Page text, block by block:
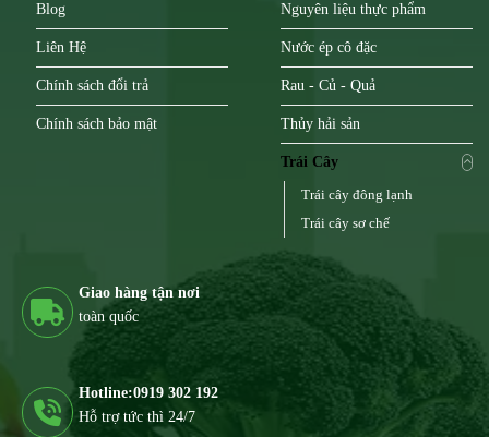
Blog
Liên Hệ
Chính sách đổi trả
Chính sách bảo mật
Nguyên liệu thực phẩm
Nước ép cô đặc
Rau - Củ - Quả
Thủy hải sản
Trái Cây
Trái cây đông lạnh
Trái cây sơ chế
Giao hàng tận nơi
toàn quốc
Hotline:0919 302 192
Hỗ trợ tức thì 24/7